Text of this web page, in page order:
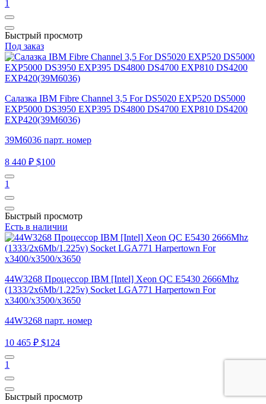
1
Быстрый просмотр
Под заказ
Салазка IBM Fibre Channel 3,5 For DS5020 EXP520 DS5000
EXP5000 DS3950 EXP395 DS4800 DS4700 EXP810 DS4200
EXP420(39M6036)
39M6036 парт. номер
8 440 ₽ $100
1
Быстрый просмотр
Есть в наличии
44W3268 Процессор IBM [Intel] Xeon QC E5430 2666Mhz
(1333/2x6Mb/1.225v) Socket LGA771 Harpertown For
x3400/x3500/x3650
44W3268 парт. номер
10 465 ₽ $124
1
Быстрый просмотр